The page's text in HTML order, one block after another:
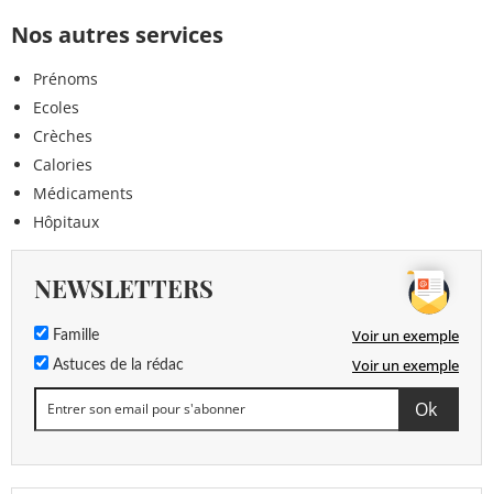
Nos autres services
Prénoms
Ecoles
Crèches
Calories
Médicaments
Hôpitaux
NEWSLETTERS
Famille Voir un exemple
Astuces de la rédac Voir un exemple